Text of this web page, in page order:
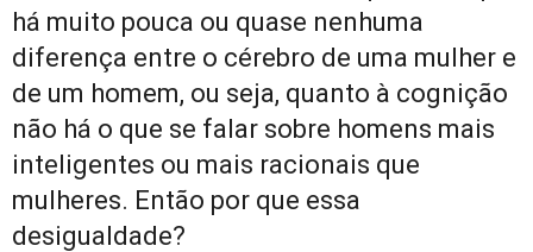
há muito pouca ou quase nenhuma
diferença entre o cérebro de uma mulher e
de um homem, ou seja, quanto à cognição
não há o que se falar sobre homens mais
inteligentes ou mais racionais que
mulheres. Então por que essa
desigualdade?